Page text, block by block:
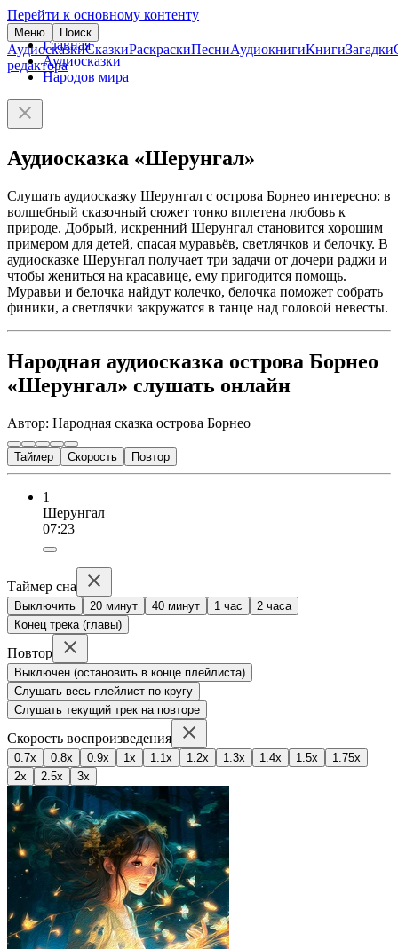
Перейти к основному контенту
Меню Поиск
АудиосказкиСказкиРаскраскиПесниАудиокнигиКнигиЗагадки
редактора
Главная
Аудиосказки
Народов мира
Аудиосказка «Шерунгал»
Слушать аудиосказку Шерунгал с острова Борнео интересно: в
волшебный сказочный сюжет тонко вплетена любовь к
природе. Добрый, искренний Шерунгал становится хорошим
примером для детей, спасая муравьёв, светлячков и белочку. В
аудиосказке Шерунгал получает три задачи от дочери раджи и
чтобы жениться на красавице, ему пригодится помощь.
Муравьи и белочка найдут колечко, белочка поможет собрать
финики, а светлячки закружатся в танце над головой невесты.
Народная аудиосказка острова Борнео
«Шерунгал» слушать онлайн
Автор: Народная сказка острова Борнео
Таймер Скорость Повтор
1
Шерунгал
07:23
Таймер сна
Выключить 20 минут 40 минут 1 час
2 часа
Конец трека (главы)
Повтор
Выключен (остановить в конце плейлиста)
Слушать весь плейлист по кругу
Слушать текущий трек на повторе
Скорость воспроизведения
0.7x 0.8x 0.9x 1x 1.1x 1.2x 1.3x 1.4x 1.5x
1.75x
2x
2.5x 3x